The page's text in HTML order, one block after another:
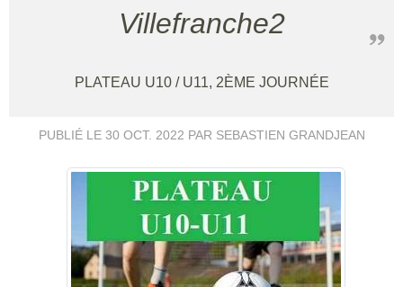
Villefranche2
PLATEAU U10 / U11, 2ÈME JOURNÉE
PUBLIÉ LE 30 OCT. 2022 PAR SEBASTIEN GRANDJEAN